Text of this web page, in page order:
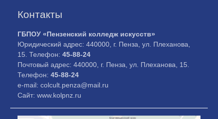
Контакты
ГБПОУ «Пензенский колледж искусств»
Юридический адрес: 440000, г. Пенза, ул. Плеханова,
15. Телефон:45-88-24
Почтовый адрес: 440000, г. Пенза, ул. Плеханова, 15.
Телефон:45-88-24
e-mail: colcult.penza@mail.ru
Сайт: www.kolpnz.ru